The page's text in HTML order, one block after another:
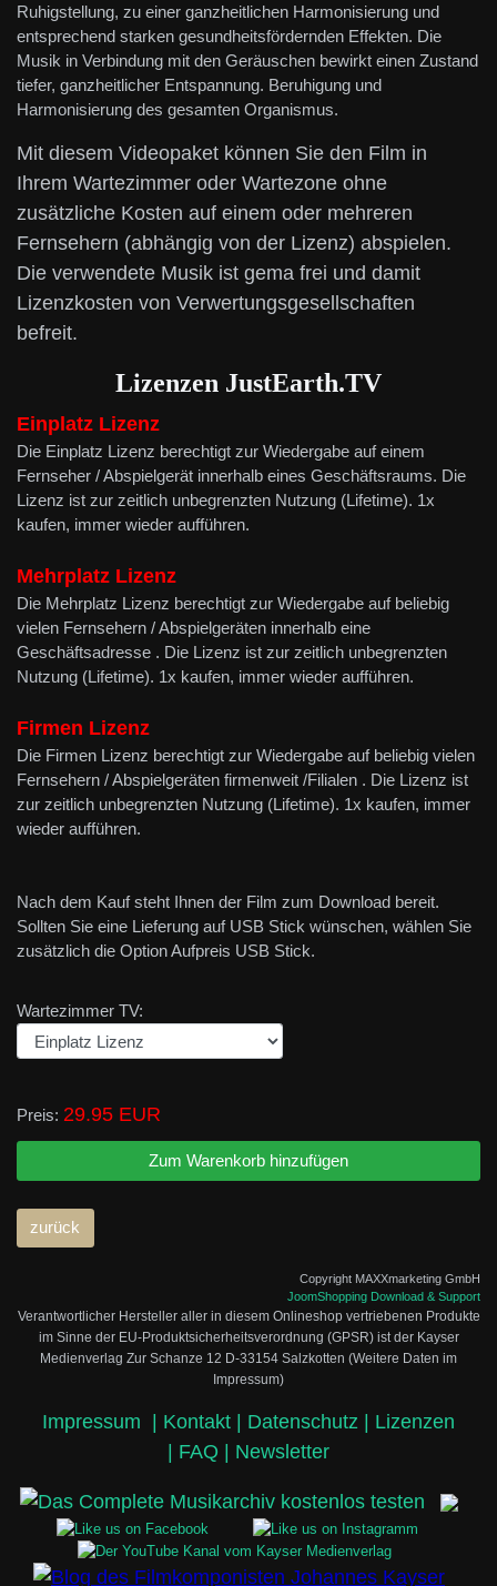
Ruhigstellung, zu einer ganzheitlichen Harmonisierung und
entsprechend starken gesundheitsfördernden Effekten. Die
Musik in Verbindung mit den Geräuschen bewirkt einen Zustand
tiefer, ganzheitlicher Entspannung. Beruhigung und
Harmonisierung des gesamten Organismus.
Mit diesem Videopaket können Sie den Film in
Ihrem Wartezimmer oder Wartezone ohne
zusätzliche Kosten auf einem oder mehreren
Fernsehern (abhängig von der Lizenz) abspielen.
Die verwendete Musik ist gema frei und damit
Lizenzkosten von Verwertungsgesellschaften
befreit.
Lizenzen JustEarth.TV
Einplatz Lizenz
Die Einplatz Lizenz berechtigt zur Wiedergabe auf einem
Fernseher / Abspielgerät innerhalb eines Geschäftsraums. Die
Lizenz ist zur zeitlich unbegrenzten Nutzung (Lifetime). 1x
kaufen, immer wieder aufführen.
Mehrplatz Lizenz
Die Mehrplatz Lizenz berechtigt zur Wiedergabe auf beliebig
vielen Fernsehern / Abspielgeräten innerhalb eine
Geschäftsadresse . Die Lizenz ist zur zeitlich unbegrenzten
Nutzung (Lifetime). 1x kaufen, immer wieder aufführen.
Firmen Lizenz
Die Firmen Lizenz berechtigt zur Wiedergabe auf beliebig vielen
Fernsehern / Abspielgeräten firmenweit /Filialen . Die Lizenz ist
zur zeitlich unbegrenzten Nutzung (Lifetime). 1x kaufen, immer
wieder aufführen.
Nach dem Kauf steht Ihnen der Film zum Download bereit.
Sollten Sie eine Lieferung auf USB Stick wünschen, wählen Sie
zusätzlich die Option Aufpreis USB Stick.
Wartezimmer TV:
Preis: 29.95 EUR
Copyright MAXXmarketing GmbH
JoomShopping Download & Support
Verantwortlicher Hersteller aller in diesem Onlineshop vertriebenen Produkte
im Sinne der EU-Produktsicherheitsverordnung (GPSR) ist der Kayser
Medienverlag Zur Schanze 12 D-33154 Salzkotten (Weitere Daten im
Impressum)
Impressum | Kontakt | Datenschutz | Lizenzen
| FAQ | Newsletter